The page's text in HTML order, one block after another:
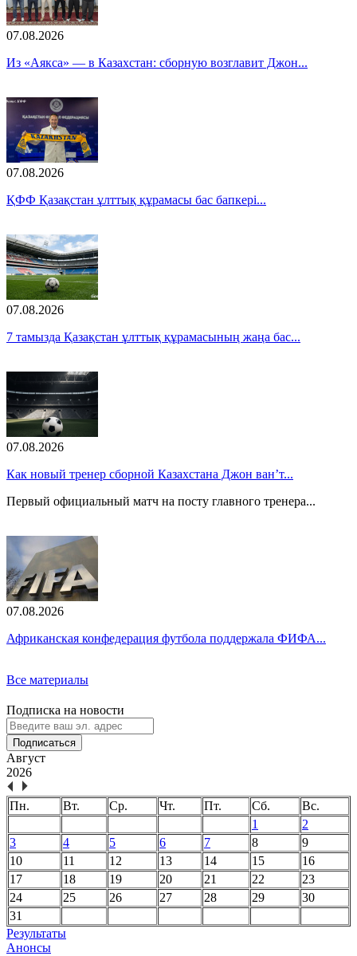
07.08.2026
Из «Аякса» — в Казахстан: сборную возглавит Джон...
07.08.2026
ҚФФ Қазақстан ұлттық құрамасы бас бапкері...
07.08.2026
7 тамызда Қазақстан ұлттық құрамасының жаңа бас...
07.08.2026
Как новый тренер сборной Казахстана Джон ван’т...
Первый официальный матч на посту главного тренера...
07.08.2026
Африканская конфедерация футбола поддержала ФИФА...
Все материалы
Подписка на новости
Подписаться
Август
2026
Пн. Вт. Ср. Чт. Пт. Сб.
Вс.
1
2
3
4 5 6 7 8
9
10
11 12 13 14 15
16
17
18 19 20 21 22
23
24
25 26 27 28 29
30
31
Результаты
Анонсы